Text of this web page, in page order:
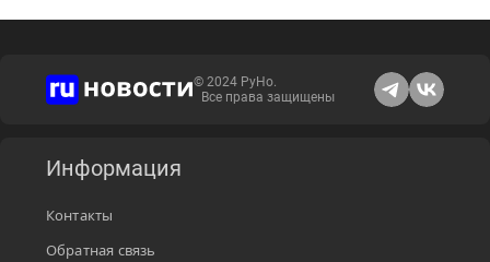
© 2024 РуНо.
Все права защищены
Информация
Контакты
Обратная связь